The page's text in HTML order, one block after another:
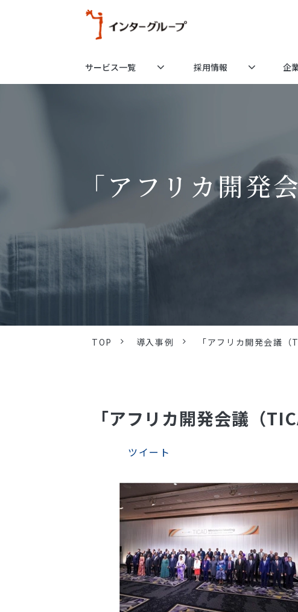
サービス一覧 採用情報 企
「アフリカ開
TOP 導入事例 「アフリカ開発会議
「アフリカ開発会議（
ツイート